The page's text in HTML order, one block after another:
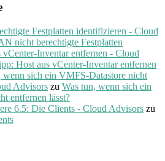
Festplatten identifizieren - Cloud
nicht berechtigte Festplatten
Inventar entfernen - Cloud
Host aus vCenter-Inventar entfernen
sich ein VMFS-Datastore nicht
Advisors zu Was tun, wenn sich ein
entfernen lässt?
6.5: Die Clients - Cloud Advisors zu